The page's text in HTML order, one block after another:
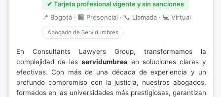
✔ Tarjeta profesional vigente y sin sanciones
📍 Bogotá · 🏢 Presencial · 📞 Llamada · 💻 Virtual
Abogado de Servidumbres
En Consultants Lawyers Group, transformamos la
complejidad de las servidumbres en soluciones claras y
efectivas. Con más de una década de experiencia y un
profundo compromiso con la justicia, nuestros abogados,
formados en las universidades más prestigiosas, garantizan